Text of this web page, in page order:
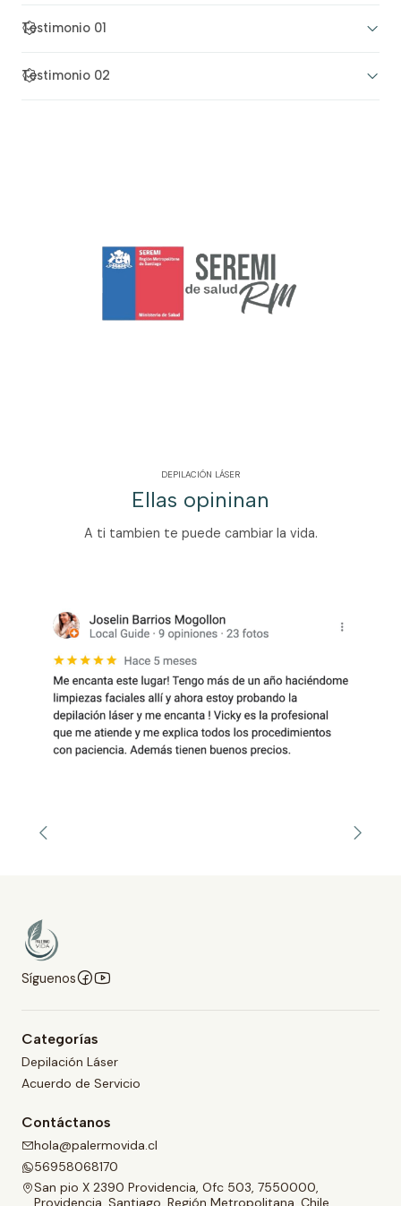
Testimonio 01
Testimonio 02
DEPILACIÓN LÁSER
Ellas opininan
A ti tambien te puede cambiar la vida.
Síguenos
Categorías
Depilación Láser
Acuerdo de Servicio
Contáctanos
hola@palermovida.cl
56958068170
San pio X 2390 Providencia, Ofc 503, 7550000,
Providencia, Santiago, Región Metropolitana, Chile